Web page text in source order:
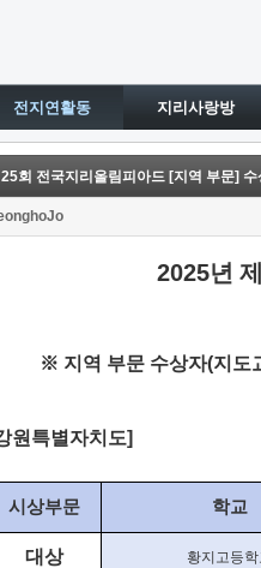
전지연활동 지리사랑방
회 전국지리올림피아드 [지역 부문] 수
2025년 제
※ 지역 부문 수상자(지도
원특별자치도]
시상부문 학교
대상 황지고등학